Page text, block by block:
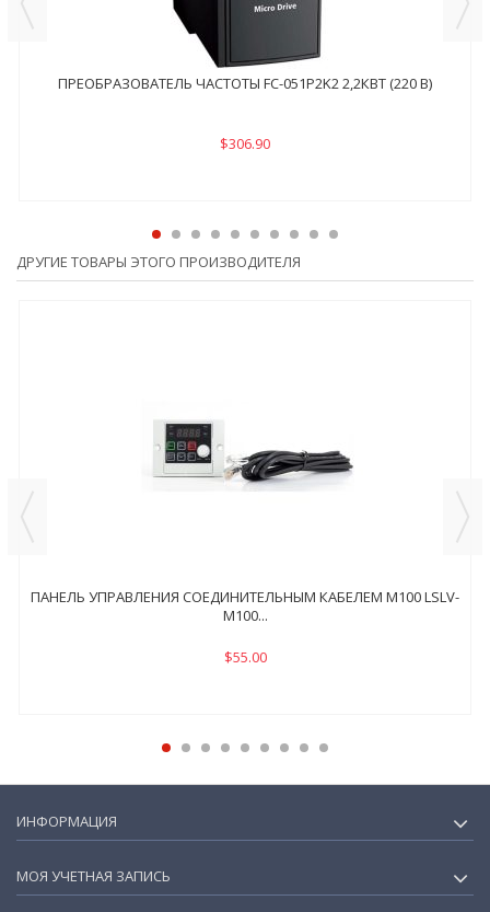
ПРЕОБРАЗОВАТЕЛЬ ЧАСТОТЫ FC-051P2K2 2,2КВТ (220 В)
$306.90
ДРУГИЕ ТОВАРЫ ЭТОГО ПРОИЗВОДИТЕЛЯ
ПАНЕЛЬ УПРАВЛЕНИЯ СОЕДИНИТЕЛЬНЫМ КАБЕЛЕМ M100 LSLV-
M100...
$55.00
ИНФОРМАЦИЯ
МОЯ УЧЕТНАЯ ЗАПИСЬ